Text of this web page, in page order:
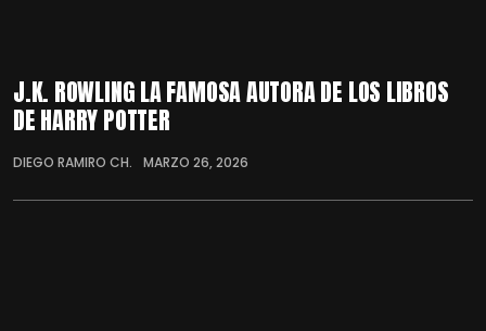
J.K. ROWLING LA FAMOSA AUTORA DE LOS LIBROS
DE HARRY POTTER
DIEGO RAMIRO CH. MARZO 26, 2026